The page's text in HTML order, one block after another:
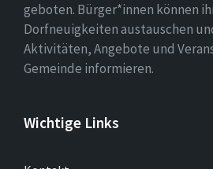
geboten. Bürger*innen können
Dorfneuigkeiten austauschen
Aktivitäten, Angebote und
Gemeinde informieren.
Wichtige Links